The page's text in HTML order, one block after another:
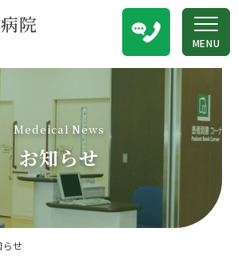
MENU
Medeical News
お知らせ
らせ